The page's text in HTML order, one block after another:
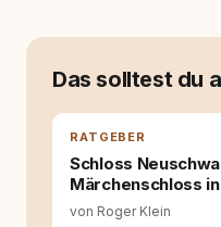
moderner
entsteht echte
Wissen ersetzt
Entwicklung
Wissens- und
und der
Das solltest du
RATGEBER
Schloss
Märchenschloss
von Roger Klein